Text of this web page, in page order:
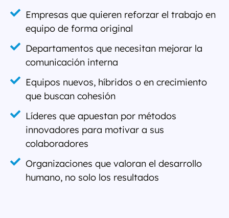
Empresas que quieren reforzar el trabajo en
equipo de forma original
Departamentos que necesitan mejorar la
comunicación interna
Equipos nuevos, híbridos o en crecimiento
que buscan cohesión
Líderes que apuestan por métodos
innovadores para motivar a sus
colaboradores
Organizaciones que valoran el desarrollo
humano, no solo los resultados